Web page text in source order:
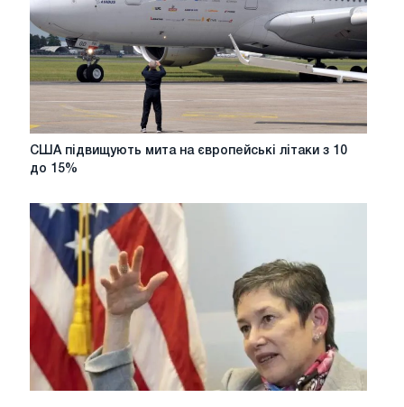
Венеції
підписали
угоду
про
глобальне
податок
США
підвищують
європейські
літаки
до
15%
США підвищують мита на європейські літаки з 10
до 15%